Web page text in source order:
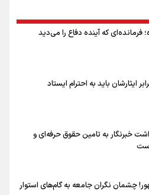
نگرانی‌های جدی دوران جنگ است/ خطر از
«محمود صارمی»
شتاب‌زده درباره چگونگی شهادت اجتناب
هم سود داشت و هم ضرر/ تیم ملی در
فرمانده‌ای که آینده دفاع را می‌دید
ایثارشان باید به احترام ایستاد
خبرنگار به تامین حقوق حرفه‌ای و
چشمان نگران جامعه به گام‌های استوار